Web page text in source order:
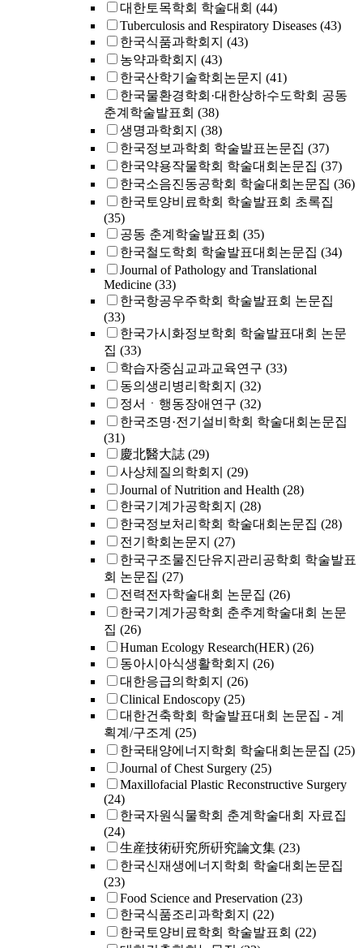
대한토목학회 학술대회 (44)
Tuberculosis and Respiratory Diseases (43)
한국식품과학회지 (43)
농약과학회지 (43)
한국산학기술학회논문지 (41)
한국물환경학회·대한상하수도학회 공동
춘계학술발표회 (38)
생명과학회지 (38)
한국정보과학회 학술발표논문집 (37)
한국약용작물학회 학술대회논문집 (37)
한국소음진동공학회 학술대회논문집 (36)
한국토양비료학회 학술발표회 초록집
(35)
공동 춘계학술발표회 (35)
한국철도학회 학술발표대회논문집 (34)
Journal of Pathology and Translational
Medicine (33)
한국항공우주학회 학술발표회 논문집
(33)
한국가시화정보학회 학술발표대회 논문
집 (33)
학습자중심교과교육연구 (33)
동의생리병리학회지 (32)
정서ㆍ행동장애연구 (32)
한국조명·전기설비학회 학술대회논문집
(31)
慶北醫大誌 (29)
사상체질의학회지 (29)
Journal of Nutrition and Health (28)
한국기계가공학회지 (28)
한국정보처리학회 학술대회논문집 (28)
전기학회논문지 (27)
한국구조물진단유지관리공학회 학술발표
회 논문집 (27)
전력전자학술대회 논문집 (26)
한국기계가공학회 춘추계학술대회 논문
집 (26)
Human Ecology Research(HER) (26)
동아시아식생활학회지 (26)
대한응급의학회지 (26)
Clinical Endoscopy (25)
대한건축학회 학술발표대회 논문집 - 계
획계/구조계 (25)
한국태양에너지학회 학술대회논문집 (25)
Journal of Chest Surgery (25)
Maxillofacial Plastic Reconstructive Surgery
(24)
한국자원식물학회 춘계학술대회 자료집
(24)
生産技術硏究所硏究論文集 (23)
한국신재생에너지학회 학술대회논문집
(23)
Food Science and Preservation (23)
한국식품조리과학회지 (22)
한국토양비료학회 학술발표회 (22)